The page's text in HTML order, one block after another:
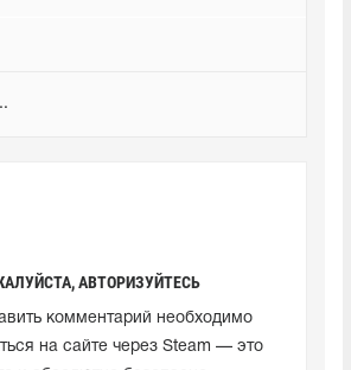
АВТОРИЗУЙТЕСЬ
комментарий необходимо
на сайте через Steam — это